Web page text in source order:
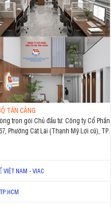
TÂN CẢNG
trọn gói Chủ đầu tư: Công ty Cổ Phần
Phường Cát Lái (Thạnh Mỹ Lợi cũ), TP.
VIỆT NAM - VIAC